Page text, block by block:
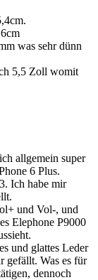
was sehr dünn
5,5 Zoll womit
allgemein super
6 Plus.
Ich habe mir
und Vol-, und
Elephone P9000
und glattes Leder
gefällt. Was es für
dennoch